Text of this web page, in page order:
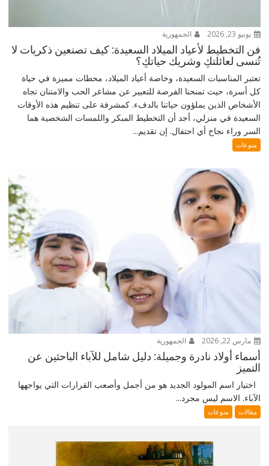
يونيو 23, 2026 الجمهورية
فن التخطيط لأعياد الميلاد السعيدة: كيف تصنعين ذكريات لا
تُنسى لعائلتكِ وشريك حياتكِ؟
تعتبر المناسبات السعيدة، وخاصة أعياد الميلاد، محطات مميزة في حياة
كل أسرة، حيث تمنحنا الفرصة للتعبير عن مشاعر الحب والامتنان تجاه
الأشخاص الذين يملؤون حياتنا بالدفء. كمشرفة على تنظيم هذه الأوقات
السعيدة في منزلي، أجد أن التخطيط المبكر واللمسات الشخصية هما
السر وراء نجاح أي احتفال. إن تقديم...
منوعات
مارس 22, 2026 الجمهورية
أسماء أولاد نادرة وجميلة: دليل شامل للآباء الباحثين عن
التميز
اختيار اسم المولود الجديد هو من أجمل وأصعب القرارات التي يواجهها
الآباء. الاسم ليس مجرد...
مقالات منوعات